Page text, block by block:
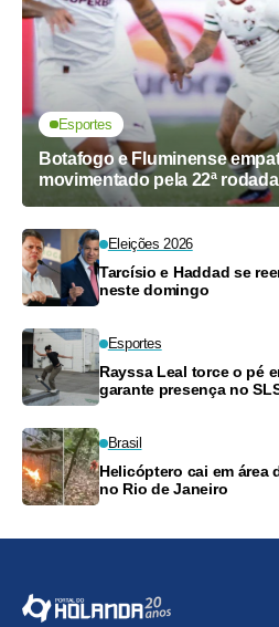
Esportes
Botafogo e Fluminense
movimentado pela 22ª rodada
Eleições 2026
Tarcísio e Haddad se
neste domingo
Esportes
Rayssa Leal torce o pé
garante presença no
Brasil
Helicóptero cai em área
no Rio de Janeiro